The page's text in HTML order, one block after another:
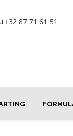
+32 87 71 61 51